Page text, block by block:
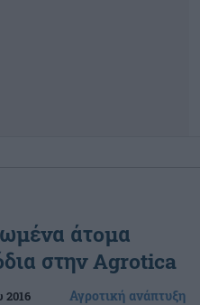
άτομα
στην Agrotica
2016 Αγροτική ανάπτυξη